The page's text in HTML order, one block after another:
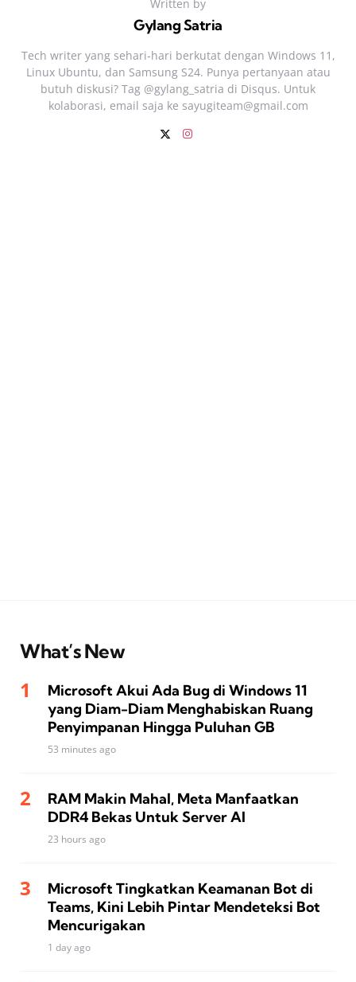
Written by
Gylang Satria
Tech writer yang sehari‑hari berkutat dengan Windows 11,
Linux Ubuntu, dan Samsung S24. Punya pertanyaan atau
butuh diskusi? Tag @gylang_satria di Disqus. Untuk
kolaborasi, email saja ke sayugiteam@gmail.com
What’s New
Microsoft Akui Ada Bug di Windows 11
yang Diam-Diam Menghabiskan Ruang
Penyimpanan Hingga Puluhan GB
53 minutes ago
RAM Makin Mahal, Meta Manfaatkan
DDR4 Bekas Untuk Server AI
23 hours ago
Microsoft Tingkatkan Keamanan Bot di
Teams, Kini Lebih Pintar Mendeteksi Bot
Mencurigakan
1 day ago